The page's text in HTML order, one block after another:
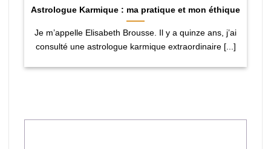
Astrologue Karmique : ma pratique et mon éthique
Je m’appelle Elisabeth Brousse. Il y a quinze ans, j’ai
consulté une astrologue karmique extraordinaire [...]